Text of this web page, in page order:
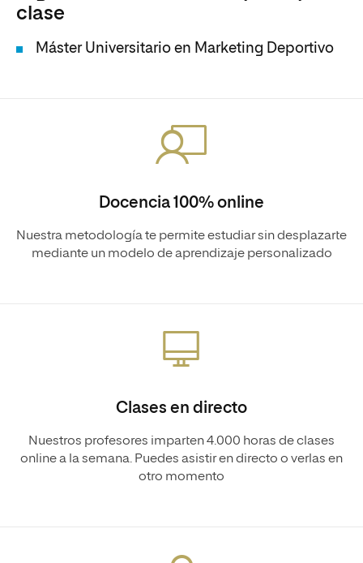
clase
Máster Universitario en Marketing Deportivo
Docencia 100% online
Nuestra metodología te permite estudiar sin desplazarte
mediante un modelo de aprendizaje personalizado
Clases en directo
Nuestros profesores imparten 4.000 horas de clases
online a la semana. Puedes asistir en directo o verlas en
otro momento